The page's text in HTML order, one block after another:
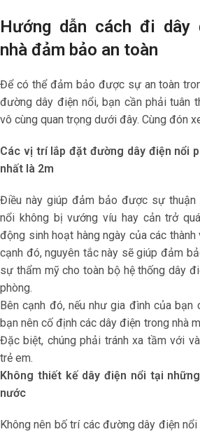
Hướng dẫn cách đi dây
nhà đảm bảo an toàn
Để có thể đảm bảo được sự an toàn
đường dây điện nổi, bạn cần phải tuân
vô cùng quan trọng dưới đây. Cùng đón
Các vị trí lắp đặt đường dây điện nổi
nhất là 2m
Điều này giúp đảm bảo được sự thuận
nổi không bị vướng víu hay cản trở
động sinh hoạt hàng ngày của các
cạnh đó, nguyên tắc này sẽ giúp đảm
sự thẩm mỹ cho toàn bộ hệ thống dây
phòng.
Bên cạnh đó, nếu như gia đình của bạn
bạn nên cố định các dây điện trong nhà
Đặc biệt, chúng phải tránh xa tầm với
trẻ em.
Không thiết kế dây điện nổi tại
nước
Không nên bố trí các đường dây điện